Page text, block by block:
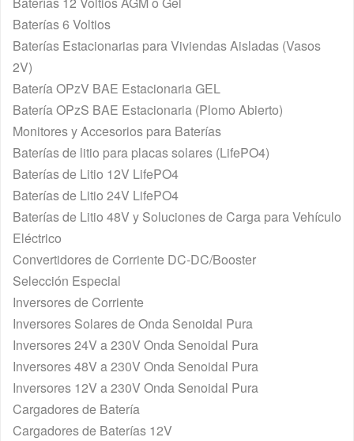
Baterías 6 Voltios
Baterías Estacionarias para Viviendas Aisladas (Vasos
2V)
Batería OPzV BAE Estacionaria GEL
Batería OPzS BAE Estacionaria (Plomo Abierto)
Monitores y Accesorios para Baterías
Baterías de litio para placas solares (LifePO4)
Baterías de Litio 12V LifePO4
Baterías de Litio 24V LifePO4
Baterías de Litio 48V y Soluciones de Carga para Vehículo
Eléctrico
Convertidores de Corriente DC-DC/Booster
Selección Especial
Inversores de Corriente
Inversores Solares de Onda Senoidal Pura
Inversores 24V a 230V Onda Senoidal Pura
Inversores 48V a 230V Onda Senoidal Pura
Inversores 12V a 230V Onda Senoidal Pura
Cargadores de Batería
Cargadores de Baterías 12V